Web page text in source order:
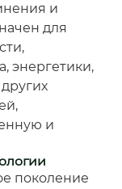
и
для
энергетики,
и
поколение